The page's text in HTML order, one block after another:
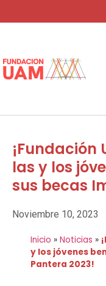
¡Fundación
las y los
sus becas
Noviembre 10, 2023
Inicio » Noticias »
y los jóvenes
Pantera 2023!